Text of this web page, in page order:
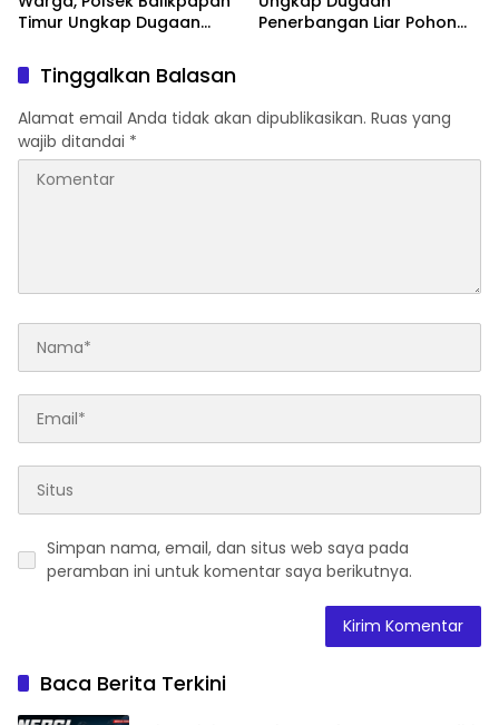
Dua Anak Berhadapan
dengan Hukum Wajib
Mangrove di Pantai Lamaru
Berita
Berawal dari Informasi
Warga, Polsek Balikpapan
Berita
wajib ditandai*